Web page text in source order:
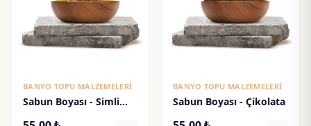
BANYO TOPU MALZEMELERI
Sabun Boyası - Simli
BANYO TOPU MALZEMELERI
Sabun Boyası - Çikolata